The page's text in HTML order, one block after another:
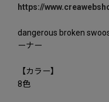
https://
dangerous broken
ーナー
【カラー】
8色